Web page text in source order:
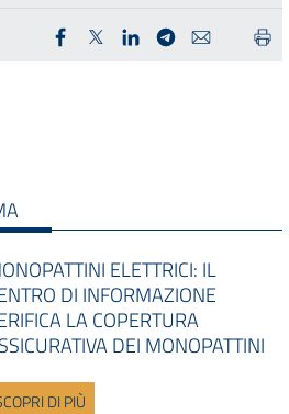
ELETTRICI: IL
DI INFORMAZIONE
LA COPERTURA
DEI MONOPATTINI
DI PIÙ